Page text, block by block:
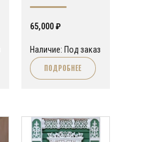
65,000₽
Наличие: Под заказ
ПОДРОБНЕЕ